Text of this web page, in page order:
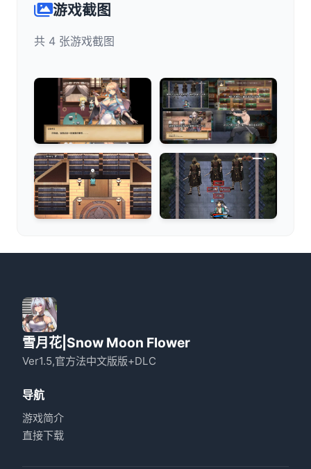
游戏截图
共 4 张游戏截图
雪月花|Snow Moon Flower
Ver1.5,官方法中文版版+DLC
导航
游戏简介
直接下载